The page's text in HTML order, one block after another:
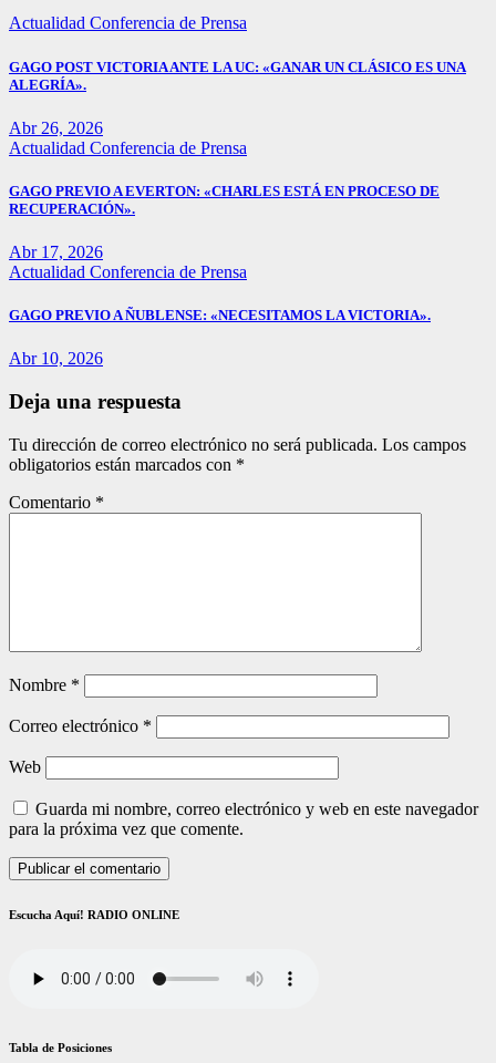
Actualidad Conferencia de Prensa
GAGO POST VICTORIA ANTE LA UC: «GANAR UN CLÁSICO ES UNA
ALEGRÍA».
Abr 26, 2026
Actualidad Conferencia de Prensa
GAGO PREVIO A EVERTON: «CHARLES ESTÁ EN PROCESO DE
RECUPERACIÓN».
Abr 17, 2026
Actualidad Conferencia de Prensa
GAGO PREVIO A ÑUBLENSE: «NECESITAMOS LA VICTORIA».
Abr 10, 2026
Deja una respuesta
Tu dirección de correo electrónico no será publicada. Los campos
obligatorios están marcados con *
Comentario *
Nombre *
Correo electrónico *
Web
Guarda mi nombre, correo electrónico y web en este navegador
para la próxima vez que comente.
Escucha Aquí! RADIO ONLINE
Tabla de Posiciones